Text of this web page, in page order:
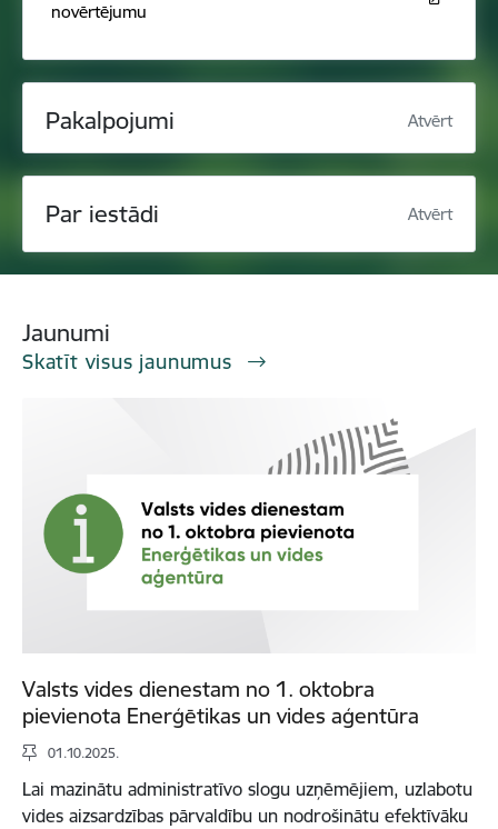
novērtējumu
Pakalpojumi Atvērt
Par iestādi Atvērt
Jaunumi
Skatīt visus jaunumus
Valsts vides dienestam no 1. oktobra
pievienota Enerģētikas un vides aģentūra
01.10.2025.
Lai mazinātu administratīvo slogu uzņēmējiem, uzlabotu
vides aizsardzības pārvaldību un nodrošinātu efektīvāku